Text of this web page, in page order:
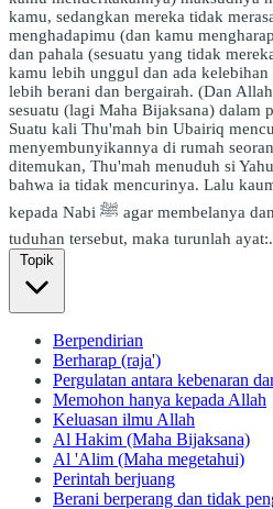
kamu, sedangkan mereka tidak
menghadapimu (dan kamu
dan pahala (sesuatu yang tidak
kamu lebih unggul dan ada kelebihan
lebih berani dan bergairah. (Dan
sesuatu (lagi Maha Bijaksana) dalam
Suatu kali Thu'mah bin Ubairiq
menyembunyikannya di rumah
ditemukan, Thu'mah menuduh si
bahwa ia tidak mencurinya. Lalu
kepada Nabi ﷺ agar membelanya dan membersihkan dirinya dari
tuduhan tersebut, maka turunlah ayat:.
Topik
Berpendirian
Berharap (raja')
Pergulatan antara kebenaran
Memohon hanya kepada Allah
Keluasan ilmu Allah
Al Hakim (Maha Bijaksana)
Al 'Alim (Maha megetahui)
Perintah berjuang
Berani berperang dan tidak